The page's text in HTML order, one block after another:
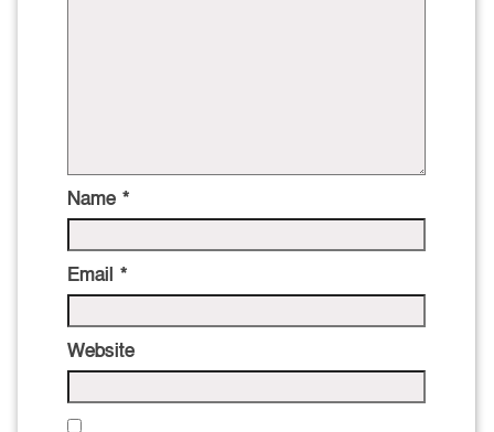
Name *
Email *
Website